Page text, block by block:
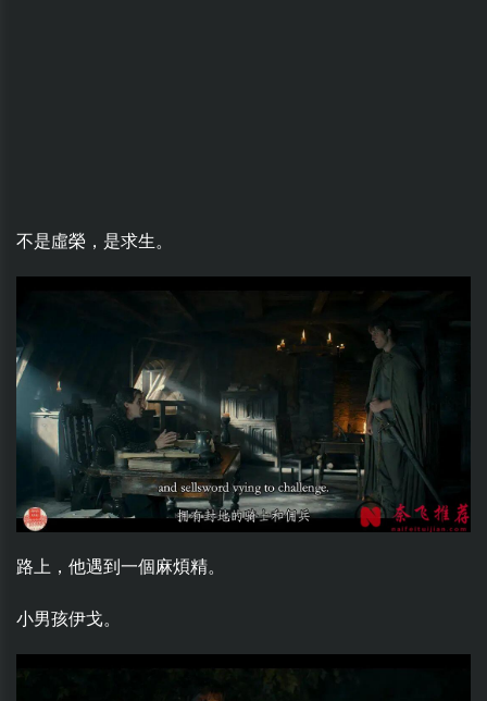
不是虛榮，是求生。
路上，他遇到一個麻煩精。
小男孩伊戈。